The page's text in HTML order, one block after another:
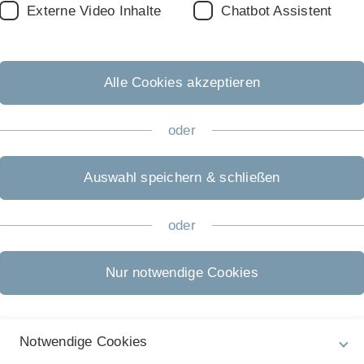
Students(incl. PhD students)
Industry
on Monday - Thursday, Conference Dinner and Party,
Externe Video Inhalte Chatbot Assistent
Alle Cookies akzeptieren
oder
Auswahl speichern & schließen
oder
Nur notwendige Cookies
Notwendige Cookies